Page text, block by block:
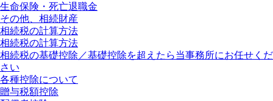
生命保険・死亡退職金
その他、相続財産
相続税の計算方法
相続税の計算方法
相続税の基礎控除／基礎控除を超えたら当事務所にお任せくだ
さい
各種控除について
贈与税額控除